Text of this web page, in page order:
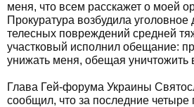
меня, что всем расскажет о моей
Прокуратура возбудила уголовное
телесных повреждений средней
участковый исполнил обещание:
унижать меня, обещая уничтожить
Глава Гей-форума Украины
сообщил, что за последние четыре